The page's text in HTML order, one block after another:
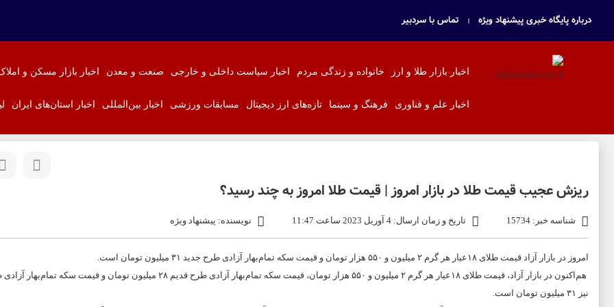
درباره پایگاه خبری پیشنهاد ویژه تماس با سردبیر
اخبار بازار طلا و ارز خانواده و زندگی مردم اخبار سیاست داخلی و خارجی صنعت و معدن اخبار بازار مسکن و
اخبار علم و فناوری فرهنگ و سینما تازه‌های ارز دیجیتال مسابقات ورزشی اخبار بین‌المللی اخبار استان‌های ایران
ریزش عجیب قیمت طلا در بازار امروز | قیمت طلا امروز به چند رسید؟
شناسه خبر: 15734 تاریخ و زمان ارسال: 4 آوریل 2023 ساعت 11:47 نویسنده: پیشنهاد ویژه
امروز در بازار آزاد قیمت طلای ۱۸عیار هر گرم ۲ میلیون و ۵۵۰ هزار تومان و قیمت سکه تمام‌بهار آزادی طرح جدید ۳۱ میلیون تومان است.
هم‌اکنون در بازار آزاد، قیمت طلای ۱۸عیار هر گرم ۲ میلیون و ۵۵۰ هزار تومان، قیمت سکه تمام‌بهار آزادی طرح قدیم ۲۸ میلیون تومان و
نیز ۳۱ میلیون تومان است.